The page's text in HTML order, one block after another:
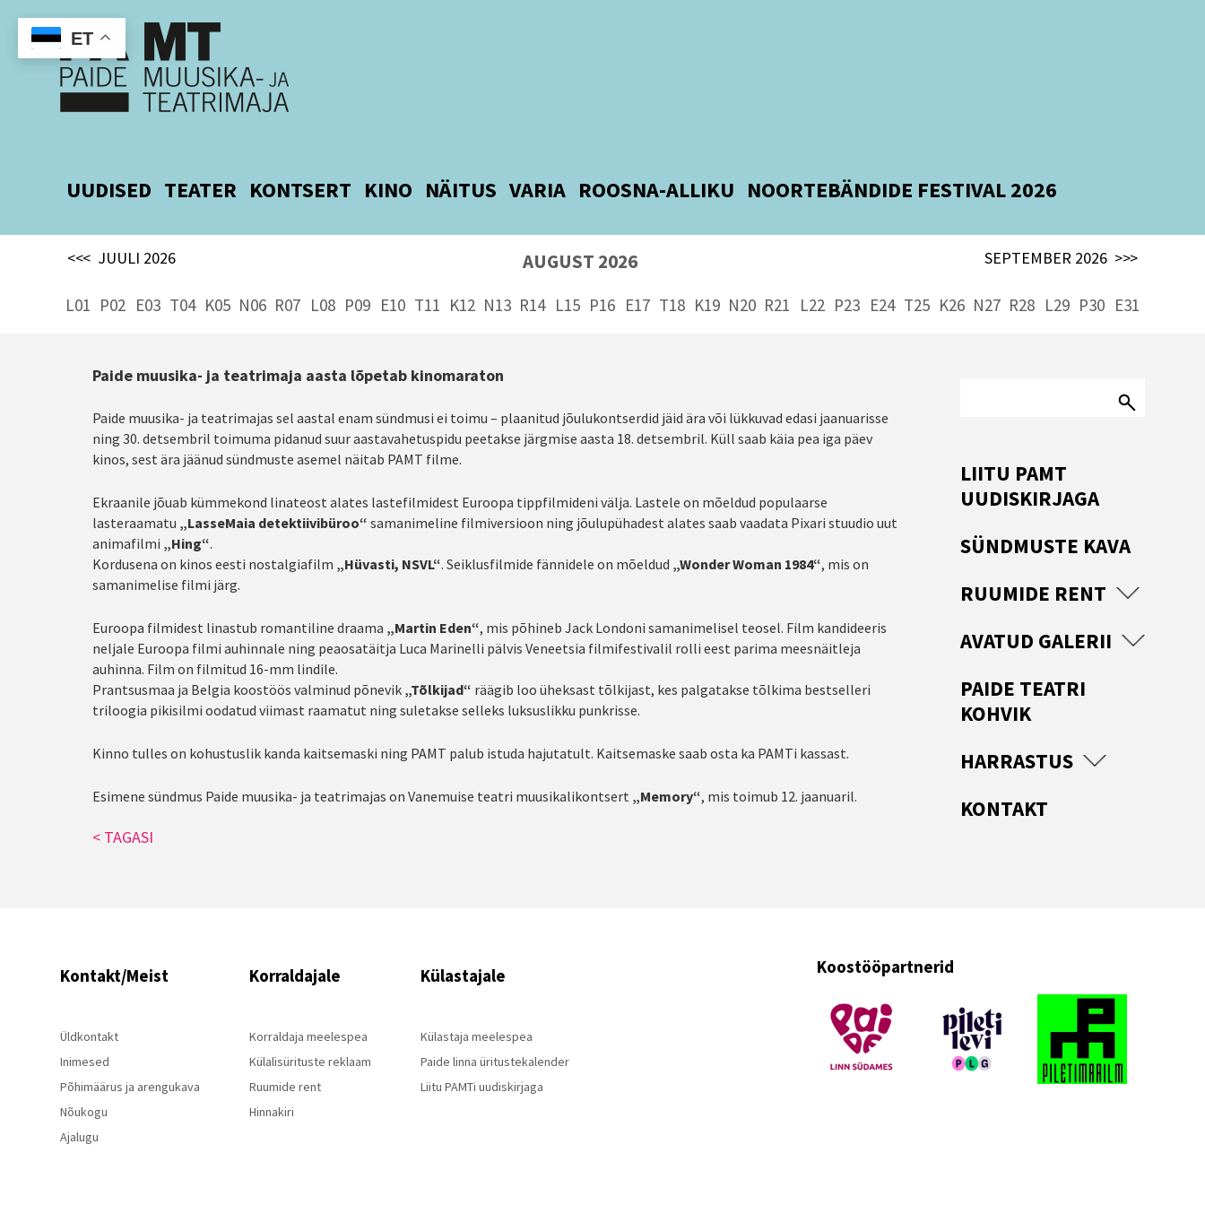
UUDISED TEATER KONTSERT KINO NÄITUS VARIA ROOSNA-ALLIKU NOORTEBÄNDIDE FESTIVAL 2026
<<< JUULI 2026 AUGUST 2026 SEPTEMBER 2026 >>>
L01 P02 E03 T04 K05 N06 R07 L08 P09 E10 T11 K12 N13 R14 L15 P16 E17 T18 K19 N20 R21 L22 P23 E24 T25 K26 N27 R28 L29 P30 E31
Paide muusika- ja teatrimaja aasta lõpetab kinomaraton
Paide muusika- ja teatrimajas sel aastal enam sündmusi ei toimu – plaanitud jõulukontserdid jäid ära või lükkuvad edasi jaanuarisse
ning 30. detsembril toimuma pidanud suur aastavahetuspidu peetakse järgmise aasta 18. detsembril. Küll saab käia pea iga päev
kinos, sest ära jäänud sündmuste asemel näitab PAMT filme.
Ekraanile jõuab kümmekond linateost alates lastefilmidest Euroopa tippfilmideni välja. Lastele on mõeldud populaarse
lasteraamatu „LasseMaia detektiivibüroo“ samanimeline filmiversioon ning jõulupühadest alates saab vaadata Pixari stuudio uut
animafilmi „Hing“.
Kordusena on kinos eesti nostalgiafilm „Hüvasti, NSVL“. Seiklusfilmide fännidele on mõeldud „Wonder Woman 1984“, mis on
samanimelise filmi järg.
Euroopa filmidest linastub romantiline draama „Martin Eden“, mis põhineb Jack Londoni samanimelisel teosel. Film kandideeris
neljale Euroopa filmi auhinnale ning peaosatäitja Luca Marinelli pälvis Veneetsia filmifestivalil rolli eest parima meesnäitleja
auhinna. Film on filmitud 16-mm lindile.
Prantsusmaa ja Belgia koostöös valminud põnevik „Tõlkijad“ räägib loo üheksast tõlkijast, kes palgatakse tõlkima bestselleri
triloogia pikisilmi oodatud viimast raamatut ning suletakse selleks luksuslikku punkrisse.
Kinno tulles on kohustuslik kanda kaitsemaski ning PAMT palub istuda hajutatult. Kaitsemaske saab osta ka PAMTi kassast.
Esimene sündmus Paide muusika- ja teatrimajas on Vanemuise teatri muusikalikontsert „Memory“, mis toimub 12. jaanuaril.
< TAGASI
LIITU PAMT
UUDISKIRJAGA
SÜNDMUSTE KAVA
RUUMIDE RENT
AVATUD GALERII
PAIDE TEATRI
KOHVIK
HARRASTUS
KONTAKT
Kontakt/Meist
Üldkontakt
Inimesed
Põhimäärus ja arengukava
Nõukogu
Ajalugu
Korraldajale
Korraldaja meelespea
Külalisürituste reklaam
Ruumide rent
Hinnakiri
Külastajale
Külastaja meelespea
Paide linna üritustekalender
Liitu PAMTi uudiskirjaga
Koostööpartnerid
ET